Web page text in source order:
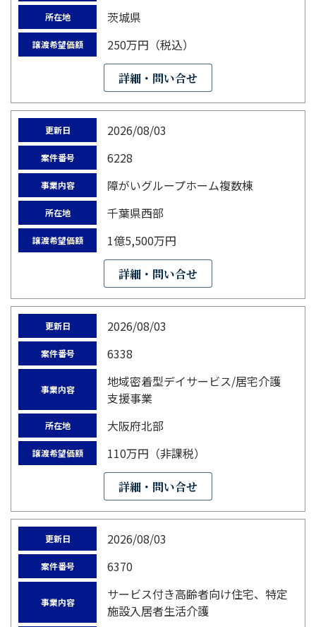
所在地 茨城県
譲渡希望価額 250万円（税込）
詳細・問い合せ
更新日 2026/08/03
案件番号 6228
事業内容 障がいグループホーム複数棟
所在地 千葉県西部
譲渡希望価額 1億5,500万円
詳細・問い合せ
更新日 2026/08/03
案件番号 6338
事業内容
地域密着型デイサービス/居宅介護
支援事業
所在地 大阪府北部
譲渡希望価額 110万円（非課税）
詳細・問い合せ
更新日 2026/08/03
案件番号 6370
事業内容
サービス付き高齢者向け住宅、特定
施設入居者生活介護